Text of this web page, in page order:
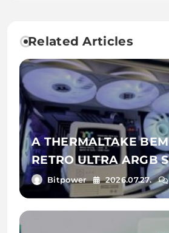
Related Articles
A THERMALTAKE
RETRO ULTRA ARGB
Bitpower 2026.07.27.